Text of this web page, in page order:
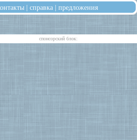
| справка | предложения
cпонсорский блок: